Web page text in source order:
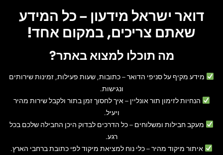
דואר ישראל מידעון – כל המידע
שאתם צריכים, במקום אחד!
מה תוכלו למצוא באתר?
מידע מקיף על סניפי הדואר– כתובות, שעות פעילות, זמינות שירותים
ונגישות.
הנחיות לזימון תור אונליין – איך לחסוך זמן בתור ולקבל שירות מהיר
ויעיל.
מעקב חבילות ומשלוחים – כל הדרכים לבדוק היכן החבילה שלכם בכל
רגע.
איתור מיקוד מהיר– כלי נוח למציאת מיקוד לפי כתובת ברחבי הארץ.